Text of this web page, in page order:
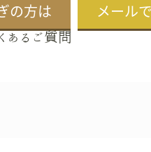
の方は メール
あるご質問